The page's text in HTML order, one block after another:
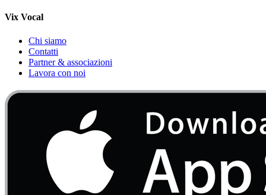
Vix Vocal
Chi siamo
Contatti
Partner & associazioni
Lavora con noi